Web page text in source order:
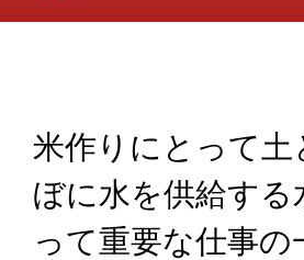
米作りにとって
ぼに水を供給す
って重要な仕事の